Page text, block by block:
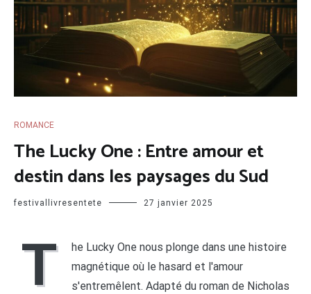
ROMANCE
The Lucky One : Entre amour et
destin dans les paysages du Sud
festivallivresentete 27 janvier 2025
T
he Lucky One nous plonge dans une histoire
magnétique où le hasard et l'amour
s'entremêlent. Adapté du roman de Nicholas